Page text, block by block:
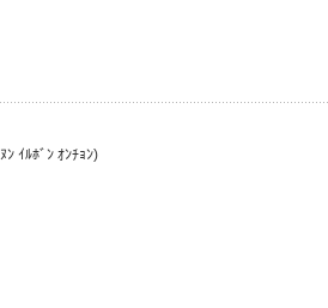
ｲﾙﾎﾞﾝ ｵﾝﾁｮﾝ)